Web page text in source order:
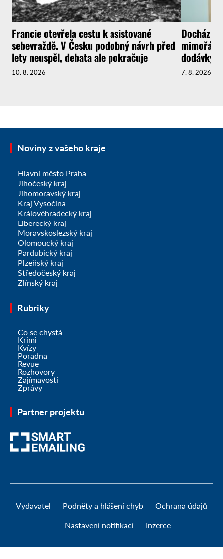
Francie otevřela cestu k asistované
sebevraždě. V Česku podobný návrh před
lety neuspěl, debata ale pokračuje
10. 8. 2026
Dochází
dodávky
7. 8. 2026
Noviny z vašeho kraje
Hlavní město Praha
Jihočeský kraj
Jihomoravský kraj
Kraj Vysočina
Královéhradecký kraj
Liberecký kraj
Moravskoslezský kraj
Olomoucký kraj
Pardubický kraj
Plzeňský kraj
Středočeský kraj
Zlínský kraj
Rubriky
Co se chystá
Krimi
Kvízy
Poradna
Revue
Rozhovory
Zajímavosti
Zprávy
Partner projektu
Vydavatel Podněty a hlášení chyb Ochrana údajů
Nastavení notifikací Inzerce